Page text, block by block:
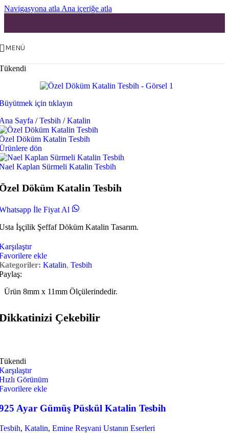
Navigasyona atla Ana içeriğe atla
MENÜ
için tıklayın
Sayfa / Tesbih / Katalin
Döküm Katalin Tesbih
dön
Kaplan Sürmeli Katalin Tesbih
Döküm Katalin Tesbih
İle Fiyat Al
İşçilik Şeffaf Döküm Katalin Tasarım.
ekle
Katalin, Tesbih
Ürün 8mm x 11mm Ölçülerindedir.
Çekebilir
Görünüm
ekle
Ayar Gümüş Püskül Katalin Tesbih
, Katalin, Emine Reşvani Ustanın Eserleri